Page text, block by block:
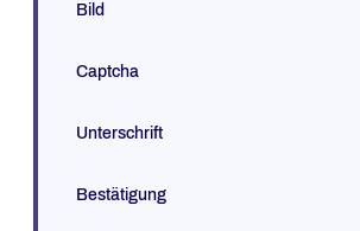
Bild
Captcha
Unterschrift
Bestätigung